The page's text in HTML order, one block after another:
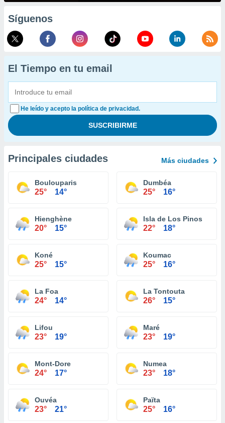
Síguenos
El Tiempo en tu email
He leído y acepto la política de privacidad.
Principales ciudades Más ciudades
Boulouparis
25° 14°
Dumbéa
25° 16°
Hienghène
20° 15°
Isla de Los Pinos
22° 18°
Koné
25° 15°
Koumac
25° 16°
La Foa
24° 14°
La Tontouta
26° 15°
Lifou
23° 19°
Maré
23° 19°
Mont-Dore
24° 17°
Numea
23° 18°
Ouvéa
23° 21°
Païta
25° 16°